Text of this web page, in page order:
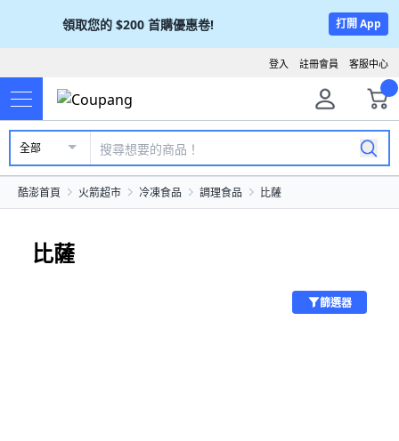
領取您的 $200 首購優惠卷! 打開 App
客服中心
註冊會員
登入
全部
酷澎首頁 火箭超市 冷凍食品 調理食品 比薩
比薩
篩選器